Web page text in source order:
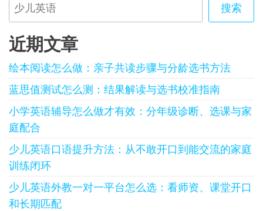
搜索
近期文章
绘本阅读怎么做：亲子共读步骤与分龄选书方法
蓝思值测试怎么测：结果解读与选书校准指南
小学英语辅导怎么做才有效：分年级诊断、选课与家
庭配合
少儿英语口语提升方法：从不敢开口到能交流的家庭
训练闭环
少儿英语外教一对一平台怎么选：看师资、课堂开口
和长期匹配